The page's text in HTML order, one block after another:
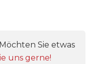
Sie etwas
uns gerne!